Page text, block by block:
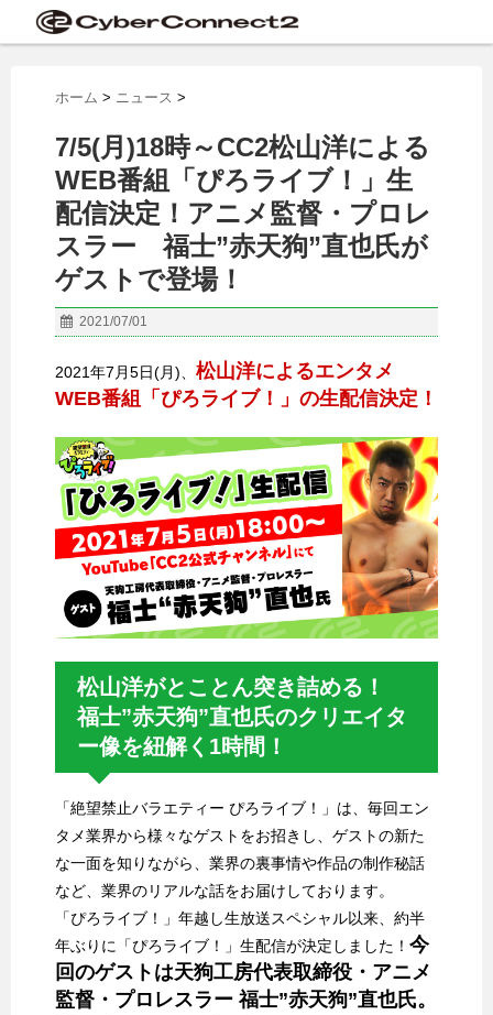
ホーム > ニュース >
7/5(月)18時～CC2松山洋による
WEB番組「ぴろライブ！」生
配信決定！アニメ監督・プロレ
スラー 福士”赤天狗”直也氏が
ゲストで登場！
2021/07/01
2021年7月5日(月)、 松山洋によるエンタメ
WEB番組「ぴろライブ！」の生配信決定！
松山洋がとことん突き詰める！
福士”赤天狗”直也氏のクリエイタ
ー像を紐解く1時間！
「絶望禁止バラエティー ぴろライブ！」は、毎回エン
タメ業界から様々なゲストをお招きし、ゲストの新た
な一面を知りながら、業界の裏事情や作品の制作秘話
など、業界のリアルな話をお届けしております。
「ぴろライブ！」年越し生放送スペシャル以来、約半
年ぶりに「ぴろライブ！」生配信が決定しました！ 今
回のゲストは天狗工房代表取締役・アニメ
監督・プロレスラー 福士”赤天狗”直也氏。